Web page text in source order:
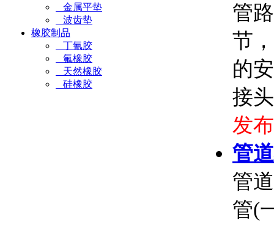
金属平垫
波齿垫
橡胶制品
丁氰胶
氟橡胶
天然橡胶
硅橡胶
管
节
的
接
发
管
管
管(